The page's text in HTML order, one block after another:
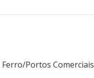
Portos Comerciais